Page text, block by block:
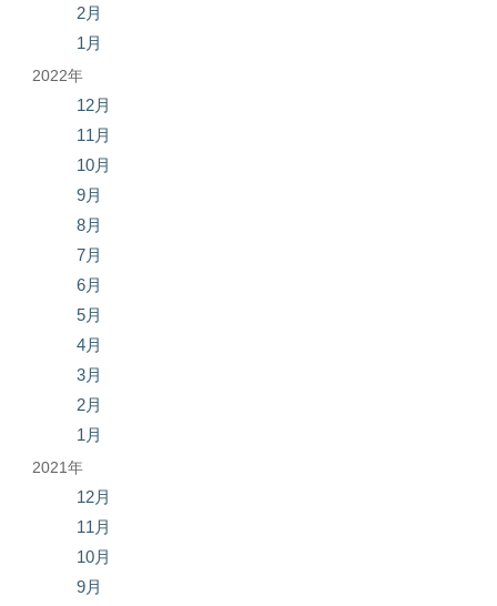
2月
1月
2022年
12月
11月
10月
9月
8月
7月
6月
5月
4月
3月
2月
1月
2021年
12月
11月
10月
9月